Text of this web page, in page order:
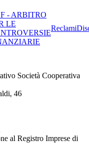
- ARBITRO
LE
Reclami
Società Cooperativa
46
al Registro Imprese di